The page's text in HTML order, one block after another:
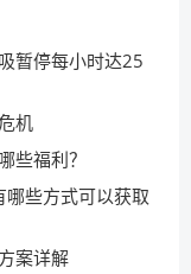
暂停每小时达25
机
些福利？
些方式可以获取
案详解